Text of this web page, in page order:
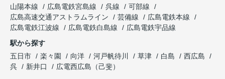
山陽本線
広島電鉄宮島線 呉線
可部線
広島高速交通アストラムライン
芸備線
広島電鉄本線
広島電鉄江波線
広島電鉄白島線
広島電鉄宇品線
駅から探す
五日市
楽々園 向洋 河戸帆待川 草津 白島
西広島
呉
新井口 広電西広島（己斐）